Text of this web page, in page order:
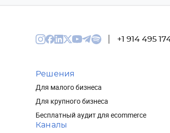
+1 914 495
Решения
Для малого бизнеса
Для крупного бизнеса
Бесплатный аудит для ecommerce
Каналы